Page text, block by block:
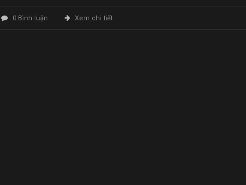
0 Bình luận Xem chi tiết